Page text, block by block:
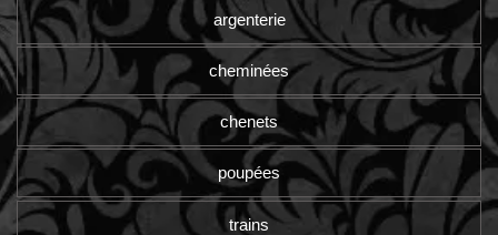
argenterie
cheminées
chenets
poupées
trains